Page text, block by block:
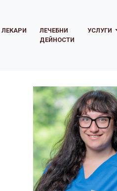
ЛЕКАРИ
ЛЕЧЕБНИ
ДЕЙНОСТИ
УСЛУГИ